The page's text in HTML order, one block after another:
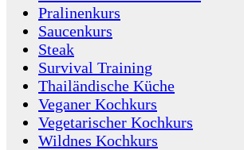
Pralinenkurs
Saucenkurs
Steak
Survival Training
Thailändische Küche
Veganer Kochkurs
Vegetarischer Kochkurs
Wildnes Kochkurs